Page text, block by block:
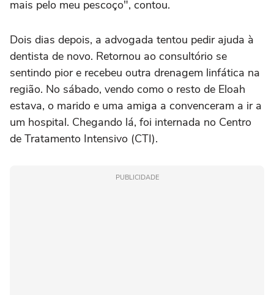
mais pelo meu pescoço", contou.
Dois dias depois, a advogada tentou pedir ajuda à
dentista de novo. Retornou ao consultório se
sentindo pior e recebeu outra drenagem linfática na
região. No sábado, vendo como o resto de Eloah
estava, o marido e uma amiga a convenceram a ir a
um hospital. Chegando lá, foi internada no Centro
de Tratamento Intensivo (CTI).
PUBLICIDADE